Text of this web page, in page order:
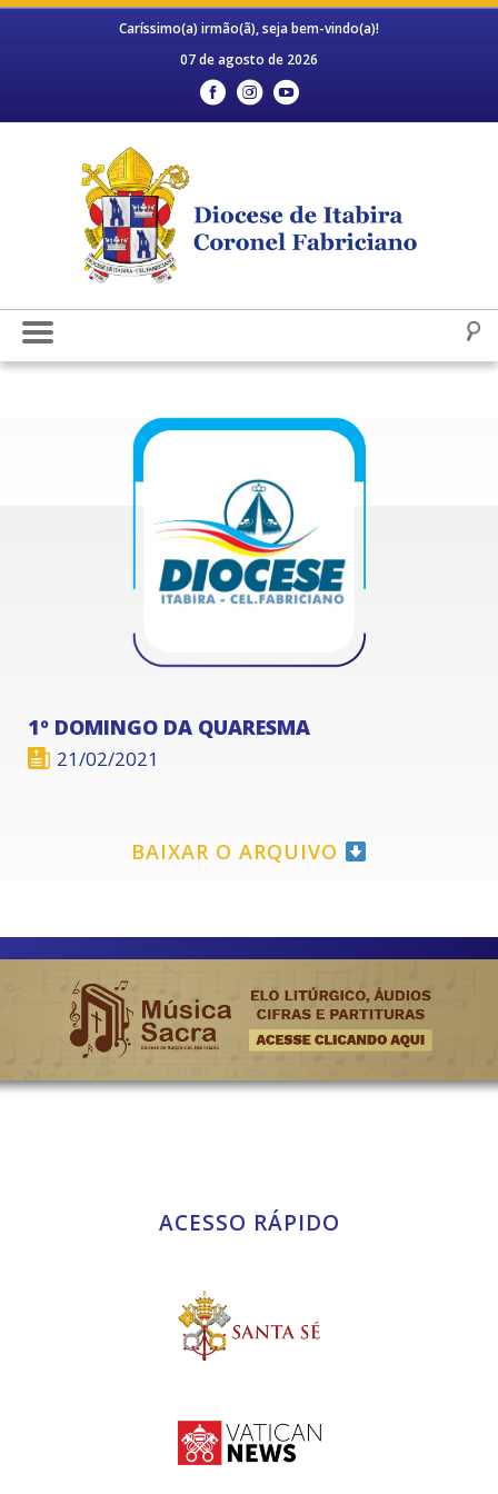
Caríssimo(a) irmão(ã), seja bem-vindo(a)!
07 de agosto de 2026
1º DOMINGO DA QUARESMA
21/02/2021
BAIXAR O ARQUIVO
ACESSO RÁPIDO